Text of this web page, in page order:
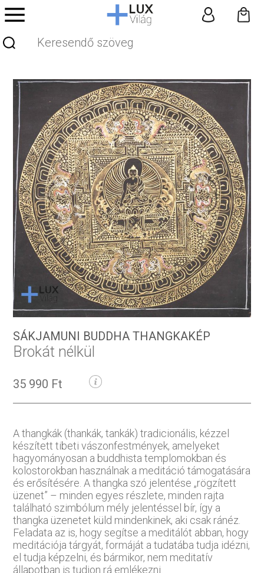
SÁKJAMUNI BUDDHA THANGKAKÉP
Brokát nélkül
35 990 Ft
A thangkák (thankák, tankák) tradicionális, kézzel
készített tibeti vászonfestmények, amelyeket
hagyományosan a buddhista templomokban és
kolostorokban használnak a meditáció támogatására
és erősítésére. A thangka szó jelentése „rögzített
üzenet” – minden egyes részlete, minden rajta
található szimbólum mély jelentéssel bír, így a
thangka üzenetet küld mindenkinek, aki csak ránéz.
Feladata az is, hogy segítse a meditálót abban, hogy
meditációja tárgyát, formáját a tudatába tudja idézni,
el tudja képzelni, és bármikor, nem meditatív
állapotban is tudjon rá emlékezni.